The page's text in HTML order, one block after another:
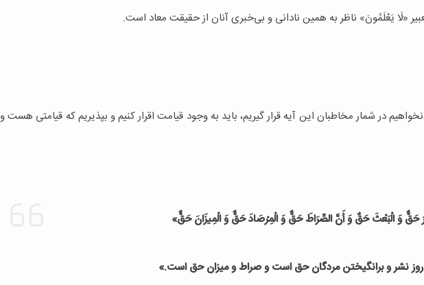
«لَا يَعْلَمُونَ» ناظر به همین نادانی و بی‌خبری آنان از حقیقت معاد است.
در شمار مخاطبان این آیه قرار گیریم، باید به وجود قیامت اقرار کنیم و بپذیریم که قیامتی هست و
حَقٌّ وَ الْبَعْثَ حَقٌ‏ وَ أَنَّ الصِّرَاطَ حَقٌّ وَ الْمِرْصَادَ حَقٌّ وَ الْمِيزَانَ حَقٌّ»
نشر و برانگيختن مردگان حق است و صراط و ميزان حق است.»